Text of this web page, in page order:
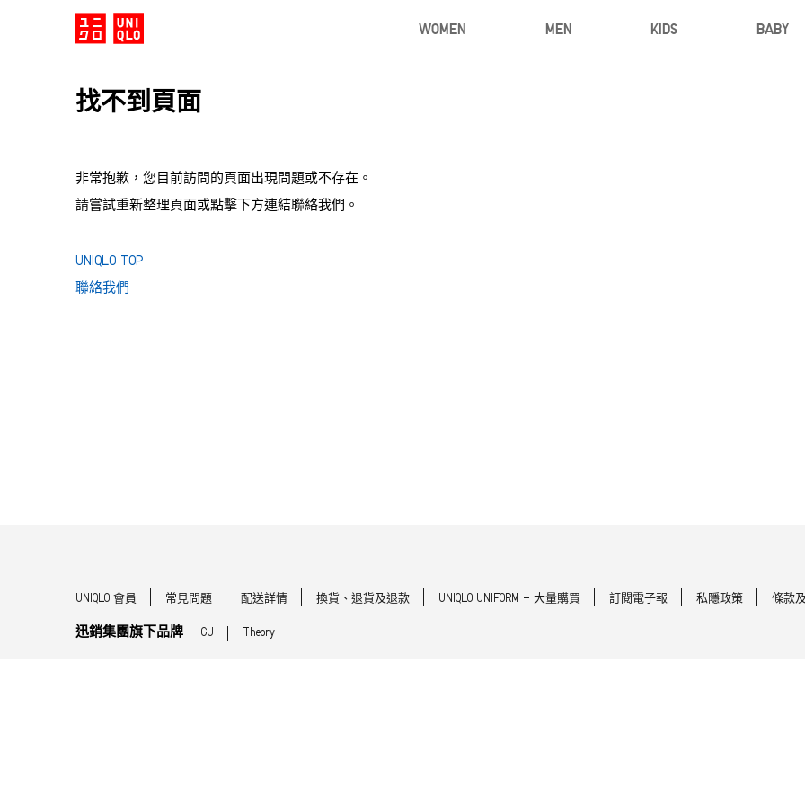
WOMEN MEN KIDS BABY
找不到頁面
非常抱歉，您目前訪問的頁面出現問題或不存在。
請嘗試重新整理頁面或點擊下方連結聯絡我們。
UNIQLO TOP
聯絡我們
UNIQLO 會員 常見問題 配送詳情 換貨、退貨及退款 UNIQLO UNIFORM - 大量購買 訂閱電子報 私隱政策 條款
迅銷集團旗下品牌 GU Theory